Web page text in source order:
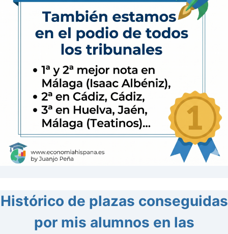
Histórico de plazas conseguidas
por mis alumnos en las